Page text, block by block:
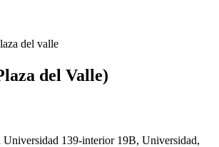
del valle
del Valle)
Universidad 139-interior 19B, Universidad,